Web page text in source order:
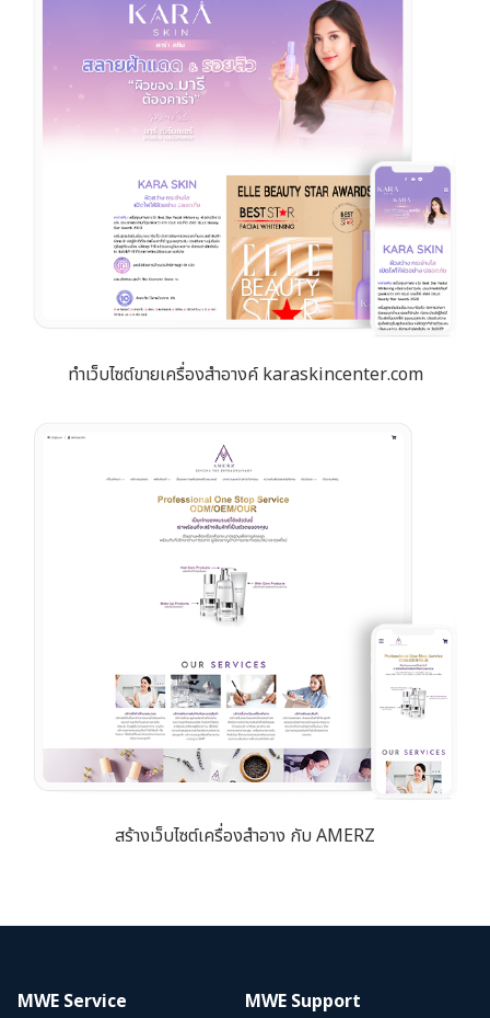
ทำเว็บไซต์ขายเครื่องสำอางค์ karaskincenter.com
สร้างเว็บไซต์เครื่องสำอาง กับ AMERZ
MWE Service MWE Support